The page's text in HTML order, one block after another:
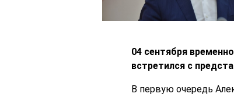
04 сентября
встретился с
В первую очередь